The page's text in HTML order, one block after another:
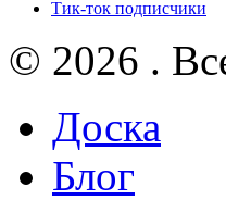
Тик-ток подписчики
© 2026 .
Доска
Блог